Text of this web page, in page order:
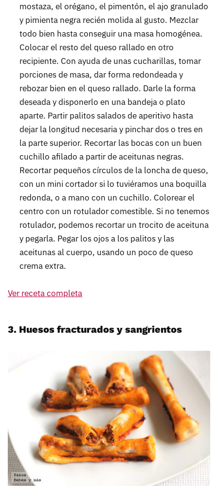
mostaza, el orégano, el pimentón, el ajo granulado
y pimienta negra recién molida al gusto. Mezclar
todo bien hasta conseguir una masa homogénea.
Colocar el resto del queso rallado en otro
recipiente. Con ayuda de unas cucharillas, tomar
porciones de masa, dar forma redondeada y
rebozar bien en el queso rallado. Darle la forma
deseada y disponerlo en una bandeja o plato
aparte. Partir palitos salados de aperitivo hasta
dejar la longitud necesaria y pinchar dos o tres en
la parte superior. Recortar las bocas con un buen
cuchillo afilado a partir de aceitunas negras.
Recortar pequeños círculos de la loncha de queso,
con un mini cortador si lo tuviéramos una boquilla
redonda, o a mano con un cuchillo. Colorear el
centro con un rotulador comestible. Si no tenemos
rotulador, podemos recortar un trocito de aceituna
y pegarla. Pegar los ojos a los palitos y las
aceitunas al cuerpo, usando un poco de queso
crema extra.
Ver receta completa
3. Huesos fracturados y sangrientos